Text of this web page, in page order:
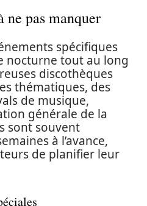
ne pas manquer
spécifiques
nocturne tout au long
discothèques
thématiques, des
de musique,
générale de la
sont souvent
à l’avance,
de planifier leur